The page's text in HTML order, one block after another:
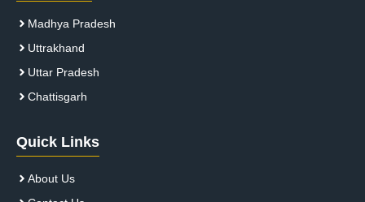
Madhya Pradesh
Uttrakhand
Uttar Pradesh
Chattisgarh
Quick Links
About Us